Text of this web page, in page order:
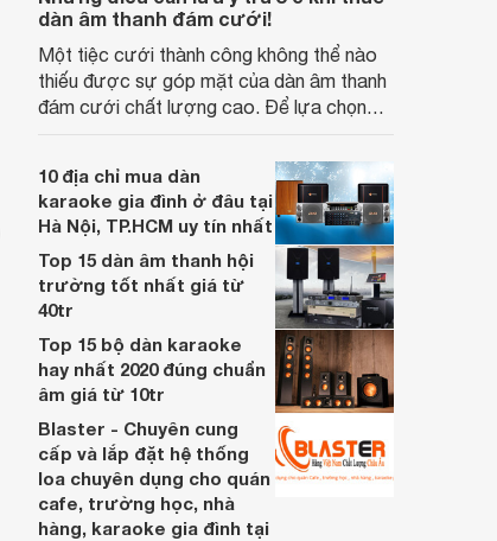
dàn âm thanh đám cưới!
Một tiệc cưới thành công không thể nào
thiếu được sự góp mặt của dàn âm thanh
đám cưới chất lượng cao. Để lựa chọn
buổi tiệc cũng không hề đơn giản.
10 địa chỉ mua dàn
karaoke gia đình ở đâu tại
Hà Nội, TP.HCM uy tín nhất
Top 15 dàn âm thanh hội
trường tốt nhất giá từ
40tr
Top 15 bộ dàn karaoke
hay nhất 2020 đúng chuẩn
âm giá từ 10tr
Blaster - Chuyên cung
cấp và lắp đặt hệ thống
loa chuyên dụng cho quán
cafe, trường học, nhà
hàng, karaoke gia đình tại